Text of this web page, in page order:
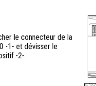
le connecteur de la
-1- et dévisser le
-2-.